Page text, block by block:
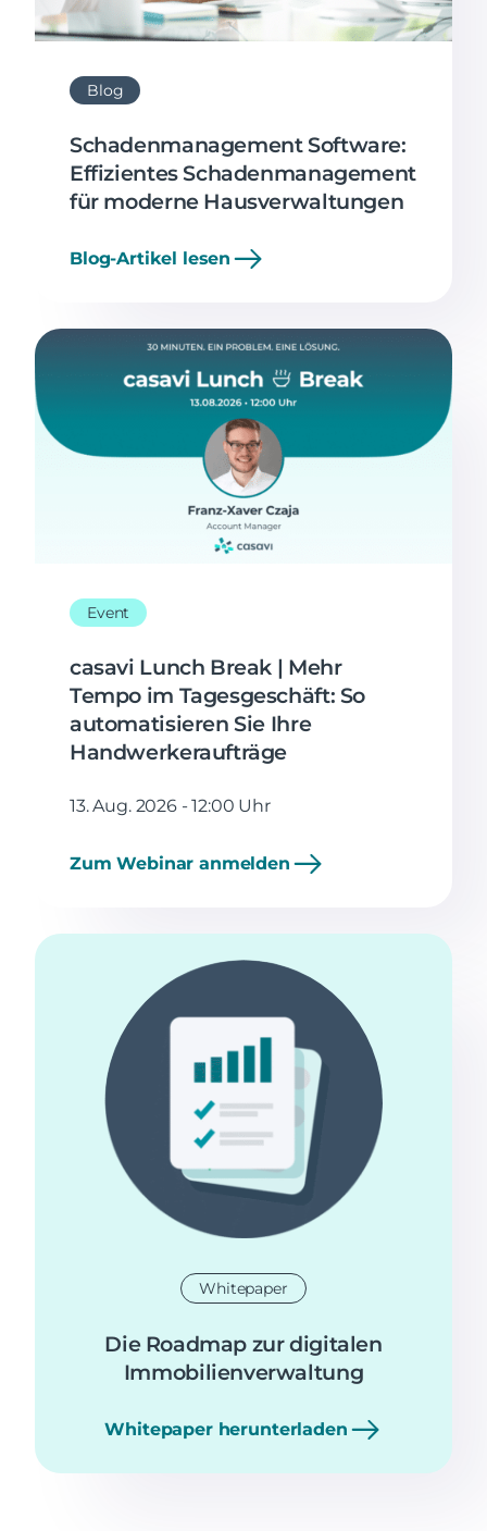
Blog
Schadenmanagement Software:
Effizientes Schadenmanagement
für moderne Hausverwaltungen
Blog-Artikel lesen
Event
casavi Lunch Break | Mehr
Tempo im Tagesgeschäft: So
automatisieren Sie Ihre
Handwerkeraufträge
13. Aug. 2026 - 12:00 Uhr
Zum Webinar anmelden
Whitepaper
Die Roadmap zur digitalen
Immobilienverwaltung
Whitepaper herunterladen